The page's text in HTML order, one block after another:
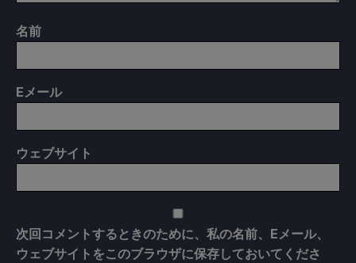
名前
Eメール
ウェブサイト
次回コメントするときのために、私の名前、Eメール、
ウェブサイトをこのブラウザに保存しておいてくださ